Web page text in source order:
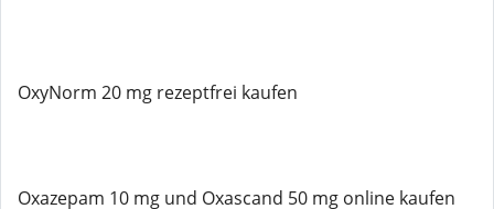
OxyNorm 20 mg rezeptfrei kaufen
Oxazepam 10 mg und Oxascand 50 mg online kaufen